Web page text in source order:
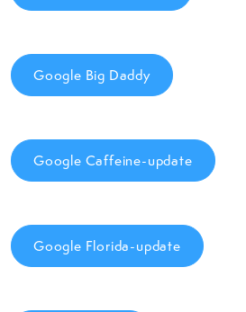
Google Big Daddy
Google Caffeine-update
Google Florida-update